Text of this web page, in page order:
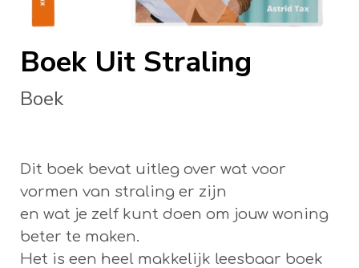
Boek Uit Straling
Boek
Dit boek bevat uitleg over wat voor
vormen van straling er zijn
en wat je zelf kunt doen om jouw woning
beter te maken.
Het is een heel makkelijk leesbaar boek